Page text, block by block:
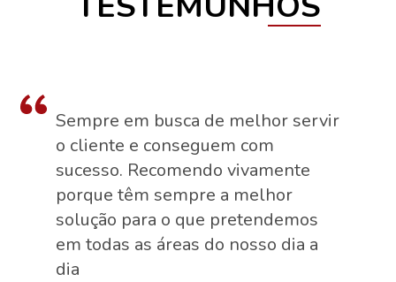
Sempre em busca de melhor servir
o cliente e conseguem com
sucesso. Recomendo vivamente
porque têm sempre a melhor
solução para o que pretendemos
em todas as áreas do nosso dia a
dia